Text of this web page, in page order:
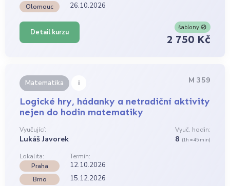
Olomouc 26.10.2026
Detail kurzu
šablony
2 750 Kč
Matematika i M 359
Logické hry, hádanky a netradiční aktivity
nejen do hodin matematiky
Vyučující:
Lukáš Javorek
Vyuč. hodin:
8 (1h = 45 min)
Lokalita:
Termín:
Praha
12.10.2026
Brno 15.12.2026